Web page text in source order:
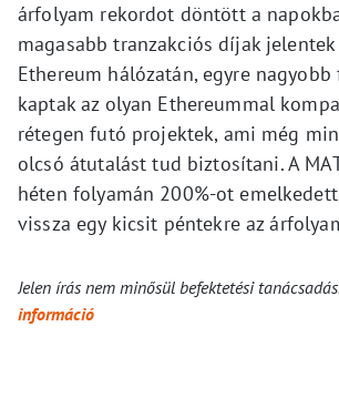
árfolyam rekordot döntött a
magasabb tranzakciós díjak jelentek
Ethereum hálózatán, egyre
kaptak az olyan Ethereummal
rétegen futó projektek, ami még
olcsó átutalást tud biztosítani. A
héten folyamán 200%-ot
vissza egy kicsit péntekre az
Jelen írás nem minősül befektetési
információ